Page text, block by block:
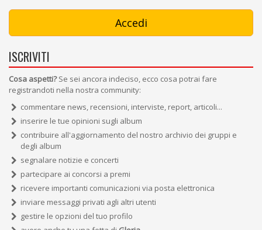
ISCRIVITI
Cosa aspetti?Se sei ancora indeciso, ecco cosa potrai fare
registrandoti nella nostra community:
commentare news, recensioni, interviste, report, articoli...
inserire le tue opinioni sugli album
contribuire all'aggiornamento del nostro archivio dei gruppi e
degli album
segnalare notizie e concerti
partecipare ai concorsi a premi
ricevere importanti comunicazioni via posta elettronica
inviare messaggi privati agli altri utenti
gestire le opzioni del tuo profilo